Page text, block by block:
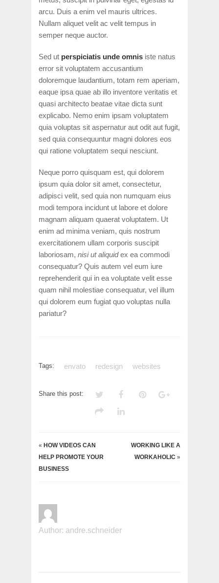
arcu. Duis a enim vel mauris ultrices.
Nullam aliquet velit ac velit tempus in
semper neque auctor.
Sed ut perspiciatis unde omnis iste natus
error sit voluptatem accusantium
doloremque laudantium, totam rem aperiam,
eaque ipsa quae ab illo inventore veritatis et
quasi architecto beatae vitae dicta sunt
explicabo. Nemo enim ipsam voluptatem
quia voluptas sit aspernatur aut odit aut fugit,
sed quia consequuntur magni dolores eos
qui ratione voluptatem sequi nesciunt.
Neque porro quisquam est, qui dolorem
ipsum quia dolor sit amet, consectetur,
adipisci velit, sed quia non numquam eius
modi tempora incidunt ut labore et dolore
magnam aliquam quaerat voluptatem. Ut
enim ad minima veniam, quis nostrum
exercitationem ullam corporis suscipit
laboriosam, nisi ut aliquidex ea commodi
consequatur? Quis autem vel eum iure
reprehenderit qui in ea voluptate velit esse
quam nihil molestiae consequatur, vel illum
qui dolorem eum fugiat quo voluptas nulla
pariatur?
Tags: envato redesign websites
Share this post:
« HOW VIDEOS CAN
HELP PROMOTE YOUR
BUSINESS
WORKING LIKE A
WORKAHOLIC »
Author: andre.schneider